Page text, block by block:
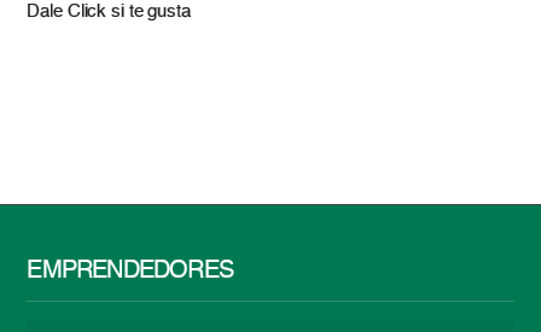
Dale Click si te gusta
EMPRENDEDORES